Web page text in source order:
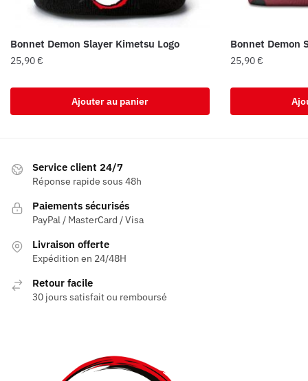
Bonnet Demon Slayer Kimetsu Logo
25,90€
Ajouter au panier
Bonnet Demon
25,90€
Service client 24/7
Réponse rapide sous 48h
Paiements sécurisés
PayPal / MasterCard / Visa
Livraison offerte
Expédition en 24/48H
Retour facile
30 jours satisfait ou remboursé